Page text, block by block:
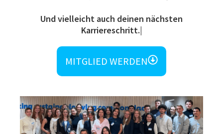
Und vielleicht auch deinen näc
MITGLIED WERDEN